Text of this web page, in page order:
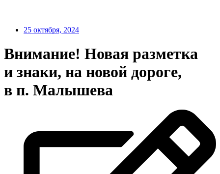
25 октября, 2024
Внимание! Новая разметка
и знаки, на новой дороге,
в п. Малышева